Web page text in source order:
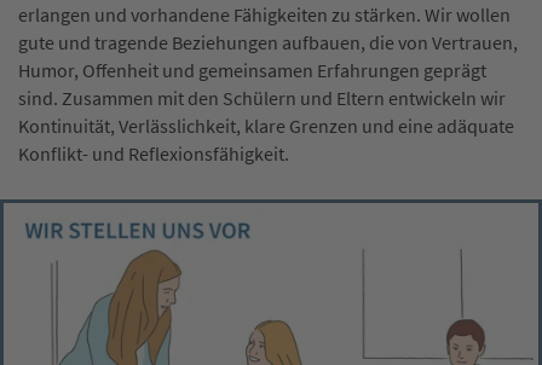
erlangen und vorhandene Fähigkeiten zu stärken. Wir wollen
gute und tragende Beziehungen aufbauen, die von Vertrauen,
Humor, Offenheit und gemeinsamen Erfahrungen geprägt
sind. Zusammen mit den Schülern und Eltern entwickeln wir
Kontinuität, Verlässlichkeit, klare Grenzen und eine adäquate
Konflikt- und Reflexionsfähigkeit.